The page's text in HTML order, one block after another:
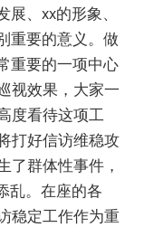
、xx的形象、
重要的意义。做
重要的一项中心
视效果，大家一
度看待这项工
打好信访维稳攻
了群体性事件，
乱。在座的各
稳定工作作为重